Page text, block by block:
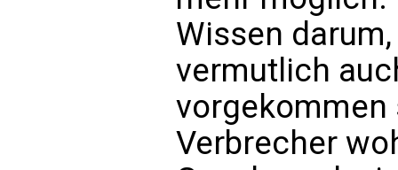
Wissen
vermutlich
vorgekommen
Verbrecher